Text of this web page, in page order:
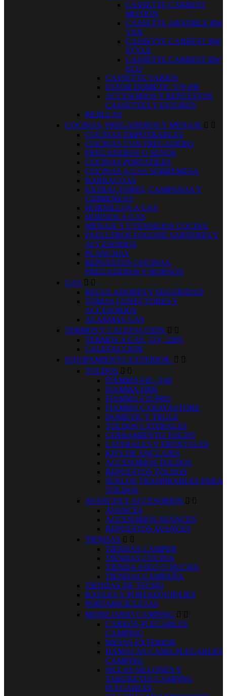
CASSETTE CARBEST
MOTION
CASSETTE ABATIBLE RW
VAN
CASSETTE CARBEST RW
STYLE
CASSETTE CARBEST RW
ECO
CASSETTE VARIOS
ESTOR DOMETIC S7P-PB
ACCESORIOS Y REPUESTOS
CASSETTES Y ESTORES
REJILLAS
COCINAS, FREGADEROS Y MENAJE  
COCINAS EMPOTRABLES
COCINAS CON FREGADERO
FREGADEROS O SENOS
COCINAS PORTATILES
COCINAS A GAS SOBREMESA
BARBACOAS
EXTRACTORES, CAMPANAS Y
CHIMENEAS
HORNILLOS A GAS
HORNOS A GAS
MENAJE Y UTENSILIOS COCINA
PAELLEROS FOGONE SARTENES Y
ACCESORIOS
PLANCHAS
REPUESTOS COCINAS,
FREGADEROS Y HORNOS
GAS  
REGULADORES Y SEGURIDAD
TOMAS CONECTORES Y
ACCESORIOS
ALARMAS GAS
TERMOS Y CALEFACCION  
TERMOS A GAS, 12V, 220V
CALEFACCION
EQUIPAMIENTO EXTERIOR.  
TOLDOS  
FIAMMA F45 / F40
FIAMMA F80S
FIAMMA F35 PRO
FIAMMA CARAVASTORE
DOMETIC Y TRULE
TOLDOS LATERALES
CERRAMIENTO TOLDO
LATERALES Y FRONTALES
KITS DE ANCLAJES
ACCESORIOS TOLDOS
REPUESTOS TOLDOS
SUELOS TRASPIRABLES PARA
TOLDOS
AVANCES Y ACCESORIOS  
AVANCES
ACCESORIOS AVANCES
REPUESTOS AVANCES
TIENDAS  
TIENDAS CAMPER
TIENDAS COCINA
TIENDA ASEO O DUCHA
TIENDAS CAMPAÑA
TIENDAS DE TECHO
BAULES Y PORTAEQUIPAJES
PORTABICICLETAS
MOBILIARIO CAMPING  
CARROS PLEGABLES
CAMPING
MESAS EXTERIOR
HAMACAS CAMA PLEGABLES
CAMPING
SILLAS SILLONES Y
TABURETES CAMPING
PLEGABLES